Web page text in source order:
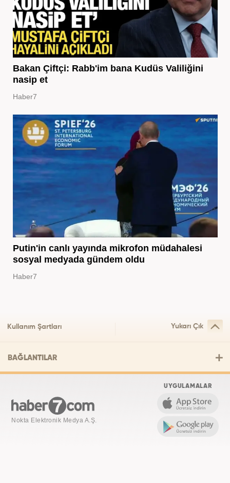
Bakan Çiftçi: Rabb'im bana Kudüs Valiliğini
nasip et
Haber7
Putin'in canlı yayında mikrofon müdahalesi
sosyal medyada gündem oldu
Haber7
Kullanım Şartları Yukarı Çık
BAĞLANTILAR
Nokta Elektronik Medya A.Ş.
UYGULAMALAR